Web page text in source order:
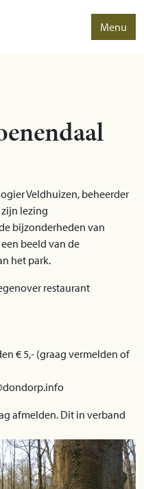
Menu
Veldhuizen, beheerder
lezing
bijzonderheden van
beeld van de
het park.
restaurant
€ 5,- (graag vermelden of
afmelden. Dit in verband